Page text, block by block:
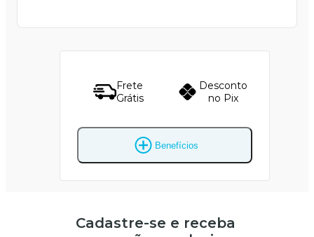
Frete
Grátis
Desconto
no Pix
Benefícios
Cadastre-se e receba